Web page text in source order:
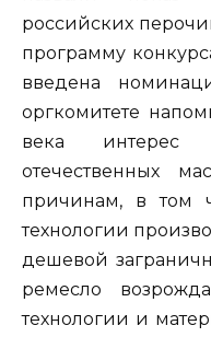
российских
программу
введена
оргкомитете
века
отечественных
причинам, в том
технологии
дешевой
ремесло
технологии и